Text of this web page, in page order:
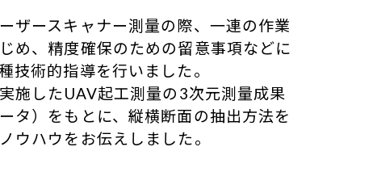
ザースキャナー測量の際、一連の作業
め、精度確保のための留意事項などに
技術的指導を行いました。
施したUAV起工測量の3次元測量成果
ータ）をもとに、縦横断面の抽出方法を
ウハウをお伝えしました。